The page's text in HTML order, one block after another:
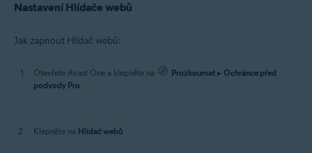
Nastavení Hlídače webů
Jak zapnout Hlídač webů:
Otevřete Avast One a klepněte na Prozkoumat ▸ Ochránce před
podvody Pro.
Klepněte na Hlídač webů.